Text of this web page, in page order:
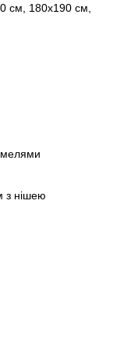
см, 180х190 см,
з нішею